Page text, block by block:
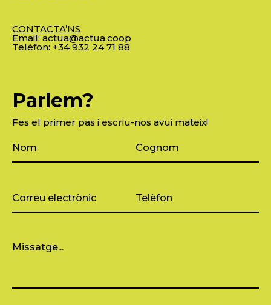
CONTACTA’NS
Email: actua@actua.coop
Telèfon: +34 932 24 71 88
Parlem?
Fes el primer pas i escriu-nos avui mateix!